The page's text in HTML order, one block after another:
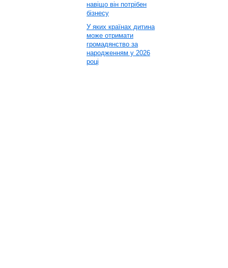
навіщо він потрібен
бізнесу
У яких країнах дитина
може отримати
громадянство за
народженням у 2026
році